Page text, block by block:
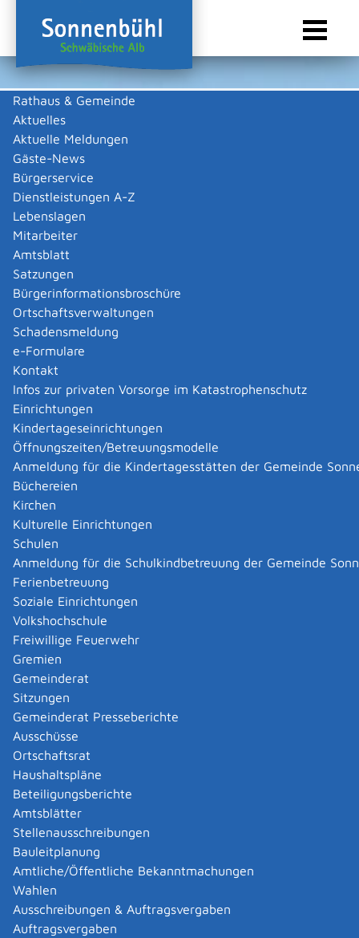
Rathaus & Gemeinde
Aktuelles
Aktuelle Meldungen
Gäste-News
Bürgerservice
Dienstleistungen A-Z
Lebenslagen
Mitarbeiter
Amtsblatt
Satzungen
Bürgerinformationsbroschüre
Ortschaftsverwaltungen
Schadensmeldung
e-Formulare
Kontakt
Infos zur privaten Vorsorge im Katastrophenschutz
Einrichtungen
Kindertageseinrichtungen
Öffnungszeiten/Betreuungsmodelle
Anmeldung für die Kindertagesstätten der Gemeinde
Büchereien
Kirchen
Kulturelle Einrichtungen
Schulen
Anmeldung für die Schulkindbetreuung der Gemeinde
Ferienbetreuung
Soziale Einrichtungen
Volkshochschule
Freiwillige Feuerwehr
Gremien
Gemeinderat
Sitzungen
Gemeinderat Presseberichte
Ausschüsse
Ortschaftsrat
Haushaltspläne
Beteiligungsberichte
Amtsblätter
Stellenausschreibungen
Bauleitplanung
Amtliche/Öffentliche Bekanntmachungen
Wahlen
Ausschreibungen & Auftragsvergaben
Auftragsvergaben
Sie sind hier:
Gewerbeliste
W
Air Concept Druckluft-Systeme GmbH
Air Concept Druckluft-Systeme GmbH
Kategorie Handel
Mehr …
Annonette Flammer
Annonette Flammer
Kategorie Auto & Verkehr
Mehr …
Bächle Helmut
Bächle Helmut
Kategorie
Mehr …
Bahnmüller, Rainer, Handelsvertretung für
Industriebedarf, Sonnenbühl
Bahnmüller, Rainer, Handelsvertretung für
Industriebedarf, Sonnenbühl
Kategorie Handel
Bodyfashion Asia GmbH
Bodyfashion Asia GmbH
Kategorie Handel
Mehr …
Consensus Textilproduktions- und Handelsgesellschaft
mbH
Consensus Textilproduktions- und
Handelsgesellschaft mbH
Kategorie Handel, Textilhandel
Mehr …